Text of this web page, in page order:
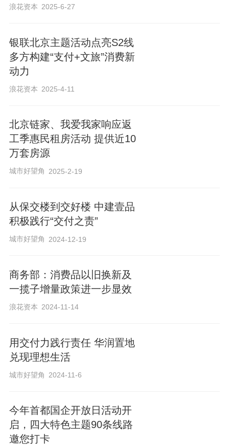
季付月付都能谈、房源信息网上看、即选
可减免、规范服务纠纷少、专业律师助维
权，各企业积极响应，现场签署服务承诺
书。
入超4万套房源，为在京租房的消费者提
供“返工季惠民租房服务活动”：即日起至4
月30日，通过北京链家
在我爱我家方面，通过普租业务与相寓业
务，我爱我家共投入3万余套房源参与活
可享受普租产品居间服务费9.5折优惠，相
寓整租服务费8.5折优惠。
针对活动提供9家门店，约2000张床位。在
租金方面，其给新青年以及城市建设者一
些房租的减免活动，除了提供租金9.5折的
相关补助。此外，对企业端，也会提供免
租和额外的增值服务，由此让租客有更好
浪花资本 2025-6-27
银联北京主题活动点亮S2线
多方构建“支付+文旅”消费新
动力
浪花资本 2025-4-11
北京链家、我爱我家响应返
工季惠民租房活动 提供近10
万套房源
城市好望角 2025-2-19
从保交楼到交好楼 中建壹品
积极践行“交付之责”
城市好望角 2024-12-19
商务部：消费品以旧换新及
一揽子增量政策进一步显效
浪花资本 2024-11-14
用交付力践行责任 华润置地
兑现理想生活
城市好望角 2024-11-6
今年首都国企开放日活动开
启，四大特色主题90条线路
邀您打卡